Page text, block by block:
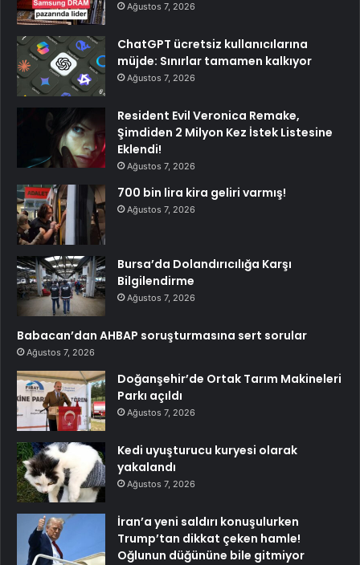
Ağustos 7, 2026
ChatGPT ücretsiz kullanıcılarına
müjde: Sınırlar tamamen kalkıyor
Ağustos 7, 2026
Resident Evil Veronica Remake,
Şimdiden 2 Milyon Kez İstek Listesine
Eklendi!
Ağustos 7, 2026
700 bin lira kira geliri varmış!
Ağustos 7, 2026
Bursa’da Dolandırıcılığa Karşı
Bilgilendirme
Ağustos 7, 2026
Babacan’dan AHBAP soruşturmasına sert sorular
Ağustos 7, 2026
Doğanşehir’de Ortak Tarım Makineleri
Parkı açıldı
Ağustos 7, 2026
Kedi uyuşturucu kuryesi olarak
yakalandı
Ağustos 7, 2026
İran’a yeni saldırı konuşulurken
Trump’tan dikkat çeken hamle!
Oğlunun düğününe bile gitmiyor